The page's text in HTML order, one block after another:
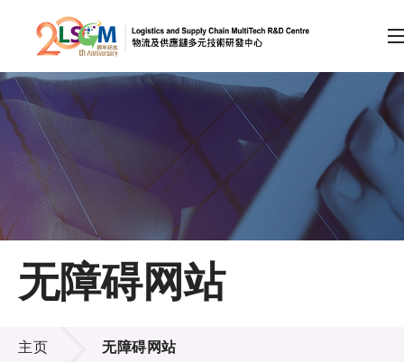
跳到内容（按回车键）
会员登录
A A EN 繁 简
主页
关于LSCM
技术商品化
无障碍网站
无障碍网站
主页 无障碍网站